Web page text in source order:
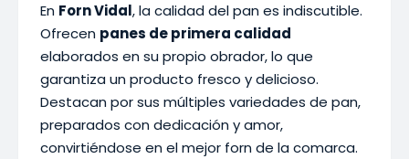
En Forn Vidal, la calidad del pan es indiscutible.
Ofrecen panes de primera calidad
elaborados en su propio obrador, lo que
garantiza un producto fresco y delicioso.
Destacan por sus múltiples variedades de pan,
preparados con dedicación y amor,
convirtiéndose en el mejor forn de la comarca.